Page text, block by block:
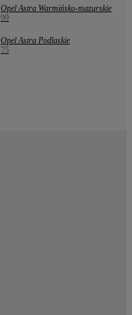
Opel Astra Warmińsko-mazurskie
99
Opel Astra Podlaskie
75